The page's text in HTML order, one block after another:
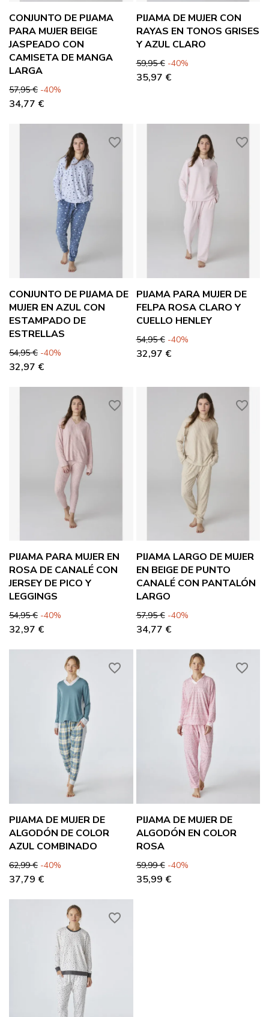
CONJUNTO DE PIJAMA
PARA MUJER BEIGE
JASPEADO CON
CAMISETA DE MANGA
LARGA
Precio base
57,95 € Precio
-40%
34,77 €
PIJAMA DE MUJER CON
RAYAS EN TONOS GRISES
Y AZUL CLARO
Precio base
59,95 € Precio
-40%
35,97 €
CONJUNTO DE PIJAMA DE
MUJER EN AZUL CON
ESTAMPADO DE
ESTRELLAS
Precio base
54,95 € Precio
-40%
32,97 €
favorite_border
PIJAMA PARA MUJER DE
FELPA ROSA CLARO Y
CUELLO HENLEY
Precio base
54,95 € Precio
-40%
32,97 €
favorite_border
PIJAMA PARA MUJER EN
ROSA DE CANALÉ CON
JERSEY DE PICO Y
LEGGINGS
Precio base
54,95 € Precio
-40%
32,97 €
favorite_border
PIJAMA LARGO DE MUJER
EN BEIGE DE PUNTO
CANALÉ CON PANTALÓN
LARGO
Precio base
57,95 € Precio
-40%
34,77 €
favorite_border
PIJAMA DE MUJER DE
ALGODÓN DE COLOR
AZUL COMBINADO
Precio base
62,99 € Precio
-40%
37,79 €
favorite_border
PIJAMA DE MUJER DE
ALGODÓN EN COLOR
ROSA
Precio base
59,99 € Precio
-40%
35,99 €
favorite_border
favorite_border